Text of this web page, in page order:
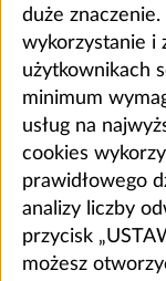
duże
wykorzystanie i
użytkownikach
minimum
usług na
cookies
prawidłowego
analizy liczby
przycisk
możesz